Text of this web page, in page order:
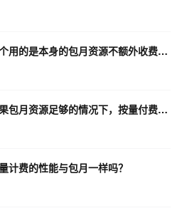
大数据计算MaxCompute这个用的是本身的包月资源不额外收费的还是额外的计算计算后付费？
大数据计算MaxCompute如果包月资源足够的情况下，按量付费拉取资源的耗时与包月的哪个更长？
费的性能与包月一样吗？